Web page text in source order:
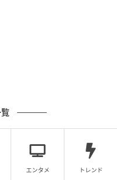
エンタメ トレンド